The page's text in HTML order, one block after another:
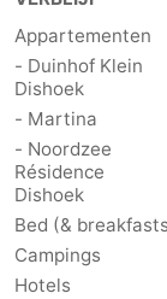
Appartementen
- Duinhof Klein
Dishoek
- Martina
- Noordzee
Résidence
Dishoek
Bed (&
Campings
Hotels